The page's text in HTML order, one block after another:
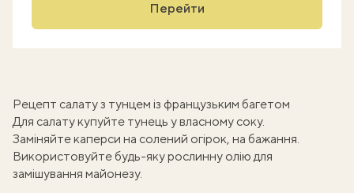
Перейти
Рецепт салату з тунцем із французьким багетом
Для салату купуйте тунець у власному соку.
Заміняйте каперси на солений огірок, на бажання.
Використовуйте будь-яку рослинну олію для
замішування майонезу.